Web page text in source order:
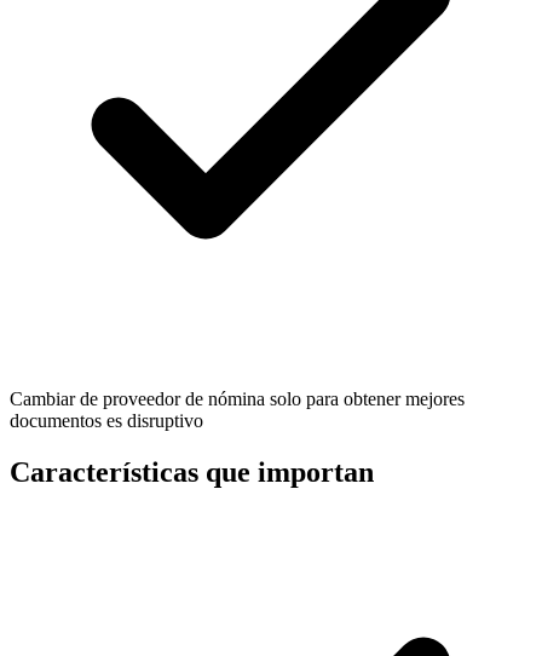
Cambiar de proveedor de nómina solo para obtener mejores
documentos es disruptivo
Características que importan